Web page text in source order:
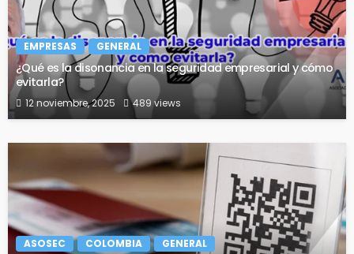
EMPRESAS GENERAL
¿Qué es la disonancia en la seguridad empresarial y cómo
evitarla?
12 noviembre, 2025 489 views
ASOSEC COLOMBIA GENERAL